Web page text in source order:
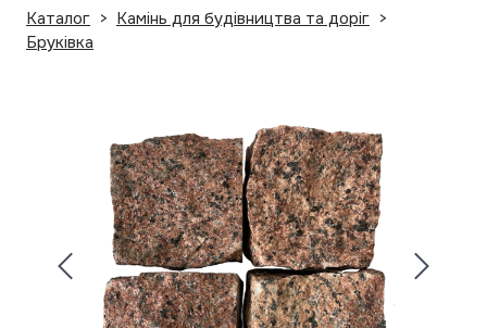
Каталог
Камінь для будівництва та доріг
Бруківка